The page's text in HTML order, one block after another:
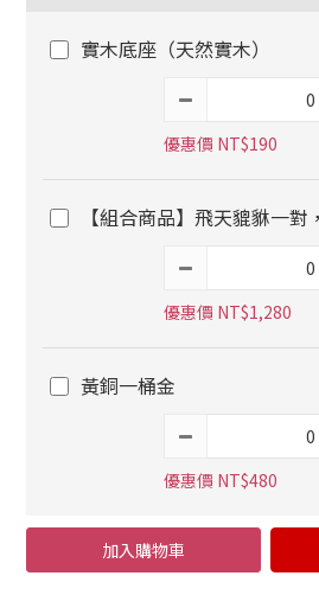
實木底座（天然實木）
優惠價 NT$190
【組合商品】飛天貔貅一對
優惠價 NT$1,280
黃銅一桶金
優惠價 NT$480
加入購物車